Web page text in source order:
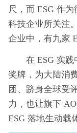
尺，而 ESG 作
科技企业所关注
企业中，有九家
在 ESG 实践
奖牌，为大陆消
团、跻身全球受
力，也让旗下
ESG 落地生动载